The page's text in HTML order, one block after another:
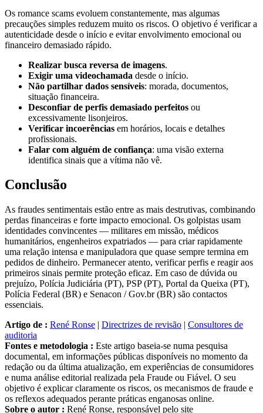
Os romance scams evoluem constantemente, mas algumas
precauções simples reduzem muito os riscos. O objetivo é verificar a
autenticidade desde o início e evitar envolvimento emocional ou
financeiro demasiado rápido.
Realizar busca reversa de imagens.
Exigir uma videochamada desde o início.
Não partilhar dados sensíveis: morada, documentos,
situação financeira.
Desconfiar de perfis demasiado perfeitos ou
excessivamente lisonjeiros.
Verificar incoerências em horários, locais e detalhes
profissionais.
Falar com alguém de confiança: uma visão externa
identifica sinais que a vítima não vê.
Conclusão
As fraudes sentimentais estão entre as mais destrutivas, combinando
perdas financeiras e forte impacto emocional. Os golpistas usam
identidades convincentes — militares em missão, médicos
humanitários, engenheiros expatriados — para criar rapidamente
uma relação intensa e manipuladora que quase sempre termina em
pedidos de dinheiro. Permanecer atento, verificar perfis e reagir aos
primeiros sinais permite proteção eficaz. Em caso de dúvida ou
prejuízo, Polícia Judiciária (PT), PSP (PT), Portal da Queixa (PT),
Polícia Federal (BR) e Senacon / Gov.br (BR) são contactos
essenciais.
Artigo de : René Ronse | Directrizes de revisão | Consultores de
auditoria
Fontes e metodologia : Este artigo baseia-se numa pesquisa
documental, em informações públicas disponíveis no momento da
redação ou da última atualização, em experiências de consumidores
e numa análise editorial realizada pela Fraude ou Fiável. O seu
objetivo é explicar claramente os riscos, os mecanismos de fraude e
os reflexos adequados perante práticas enganosas online.
Sobre o autor : René Ronse, responsável pelo site